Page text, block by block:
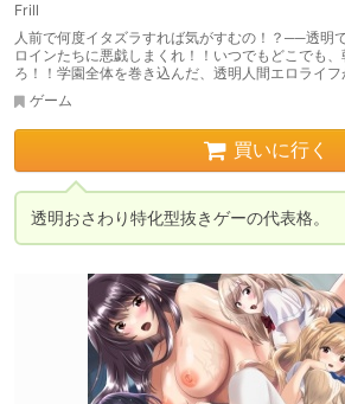
Frill
人前で何度イタズラすれば気がすむの！？──透明
ロインたちに悪戯しまくれ！！いつでもどこでも
ろ！！学園全体を巻き込んだ、透明人間エロライフ
ゲーム
買いに行く
透明おさわり特化型抜きゲーの代表格。